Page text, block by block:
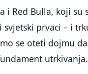
i Red Bulla, koji su
prvaci – i
se oteti dojmu
utrkivanja.